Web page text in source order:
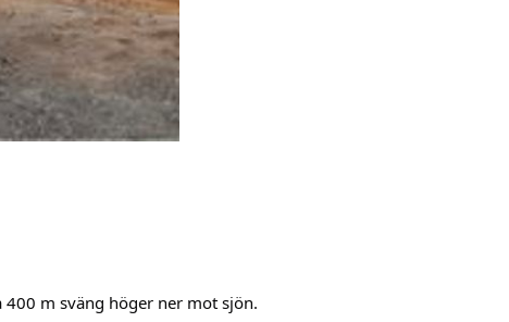
m sväng höger ner mot sjön.